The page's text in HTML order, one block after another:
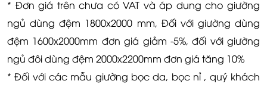
* Đơn giá trên chưa có VAT và áp dung cho giường
ngủ dùng đệm 1800x2000 mm, Đối với giường dùng
đệm 1600x2000mm đơn giá giảm -5%, đối với giường
ngủ đôi dùng đệm 2000x2200mm đơn giá tăng 10%
* Đối với các mẫu giường bọc da, bọc nỉ , quý khách